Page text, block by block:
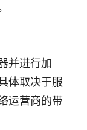
并进行加
体取决于服
运营商的带